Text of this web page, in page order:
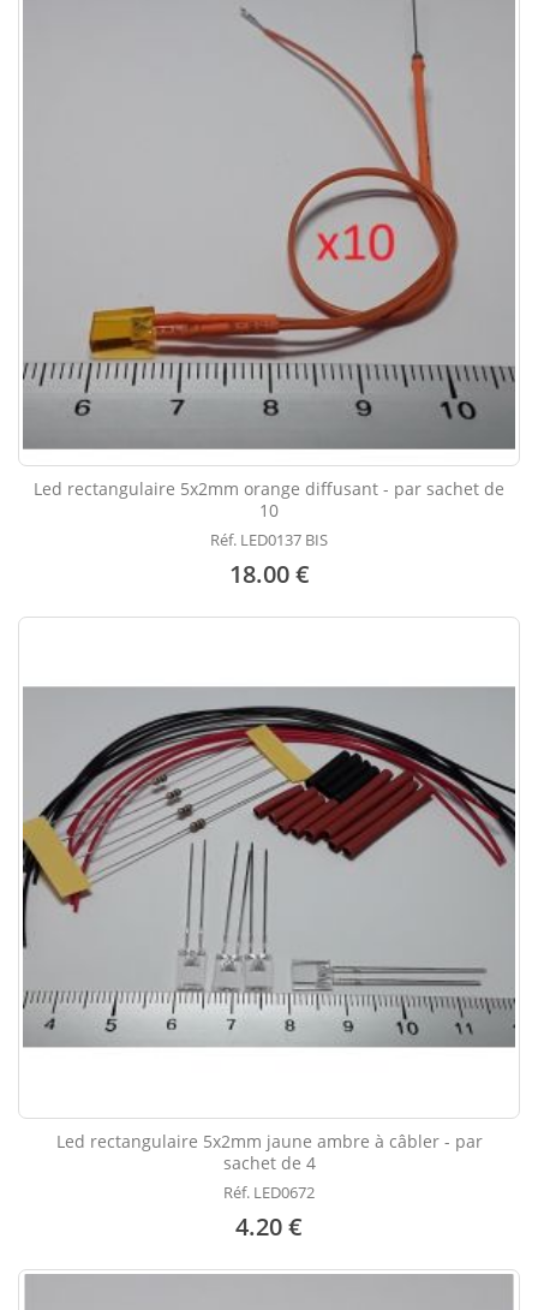
Led rectangulaire 5x2mm orange diffusant - par sachet de
10
Réf. LED0137 BIS
18.00 €
Led rectangulaire 5x2mm jaune ambre à câbler - par
sachet de 4
Réf. LED0672
4.20 €